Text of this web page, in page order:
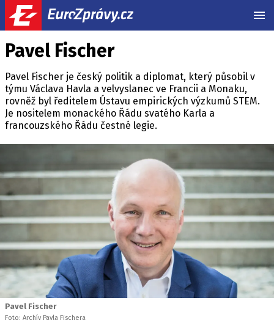
Pavel Fischer
Pavel Fischer je český politik a diplomat, který působil v
týmu Václava Havla a velvyslanec ve Francii a Monaku,
rovněž byl ředitelem Ústavu empirických výzkumů STEM.
Je nositelem monackého Řádu svatého Karla a
francouzského Řádu čestné legie.
Pavel Fischer
Foto: Archív Pavla Fischera